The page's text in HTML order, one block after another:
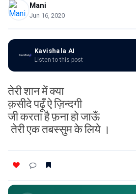
Mani
Jun 16, 2020
Kavishala AI
Listen to this post
तेरीशानमेंक्या
क़सीदेपढ़ूँऐज़िन्दगी
जीकरताहैफ़नाहोजाऊँ
तेरीएकतबस्सुमकेलिये ।